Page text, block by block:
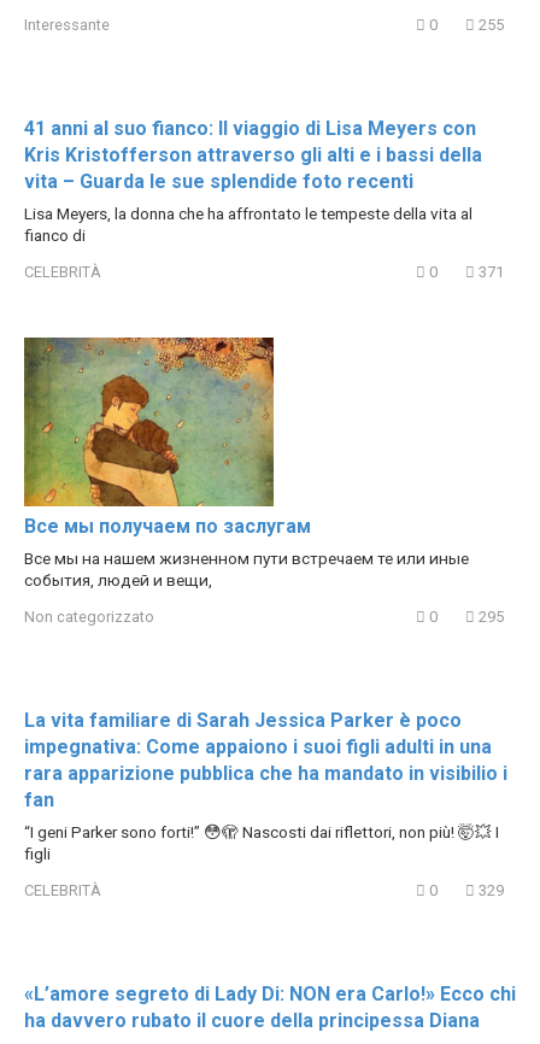
Interessante 0 255
41 anni al suo fianco: Il viaggio di Lisa Meyers con
Kris Kristofferson attraverso gli alti e i bassi della
vita – Guarda le sue splendide foto recenti
Lisa Meyers, la donna che ha affrontato le tempeste della vita al
fianco di
CELEBRITÀ 0 371
Все мы получаем по заслугам
Все мы на нашем жизненном пути встречаем те или иные
события, людей и вещи,
Non categorizzato 0 295
La vita familiare di Sarah Jessica Parker è poco
impegnativa: Come appaiono i suoi figli adulti in una
rara apparizione pubblica che ha mandato in visibilio i
fan
“I geni Parker sono forti!” 😳🫣 Nascosti dai riflettori, non più! 🤯💥 I
figli
CELEBRITÀ 0 329
«L’amore segreto di Lady Di: NON era Carlo!» Ecco chi
ha davvero rubato il cuore della principessa Diana